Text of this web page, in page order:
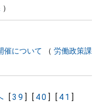
催について 労働政策課
[39 ] [ 40 ] [ 41 ]